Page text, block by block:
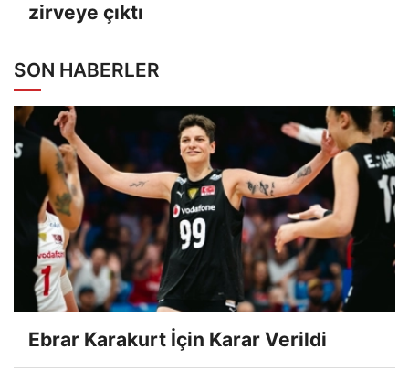
zirveye çıktı
SON HABERLER
Ebrar Karakurt İçin Karar Verildi